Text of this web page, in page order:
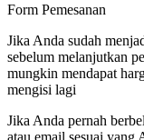
Form Pemesanan
Jika Anda sudah
sebelum melanjutkan
mungkin mendapat
mengisi lagi
Jika Anda pernah
atau email sesuai yang